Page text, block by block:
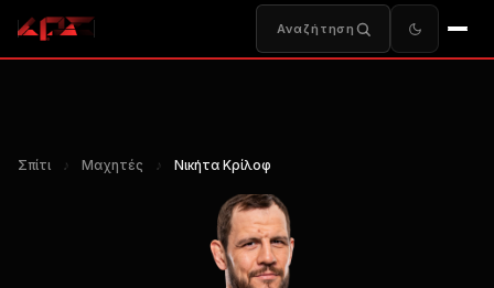
Αναζήτηση
Σπίτι ♪ Μαχητές ♪ Νικήτα Κρίλοφ